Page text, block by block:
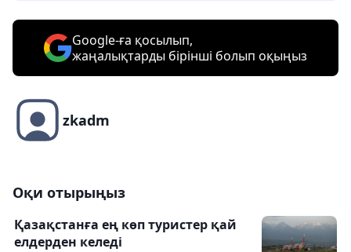
Google-ға қосылып,
жаңалықтарды бірінші болып оқыңыз
zkadm
Оқи отырыңыз
Қазақстанға ең көп туристер қай
елдерден келеді